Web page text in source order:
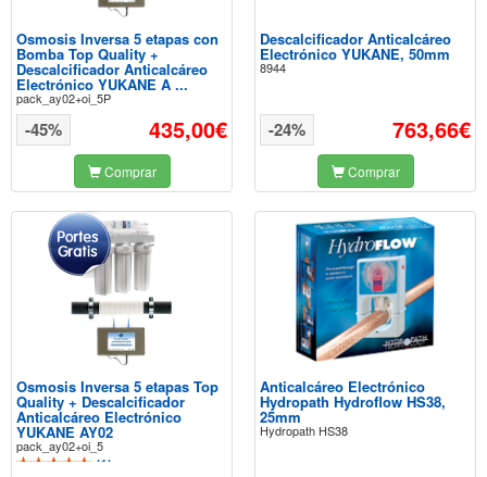
Osmosis Inversa 5 etapas con
Bomba Top Quality +
Descalcificador Anticalcáreo
Electrónico YUKANE A ...
pack_ay02+oi_5P
435,00€
-45%
Comprar
Descalcificador Anticalcáreo
Electrónico YUKANE, 50mm
8944
763,66€
-24%
Comprar
Osmosis Inversa 5 etapas Top
Quality + Descalcificador
Anticalcáreo Electrónico
YUKANE AY02
pack_ay02+oi_5
(1)
Anticalcáreo Electrónico
Hydropath Hydroflow HS38,
25mm
Hydropath HS38